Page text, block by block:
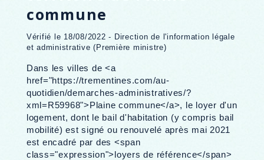
commune
Vérifié le 18/08/2022 - Direction de l'information légale
et administrative (Première ministre)
Dans les villes de <a
href="https://trementines.com/au-
quotidien/demarches-administratives/?
xml=R59968">Plaine commune</a>, le loyer d'un
logement, dont le bail d'habitation (y compris bail
mobilité) est signé ou renouvelé après mai 2021
est encadré par des <span
class="expression">loyers de référence</span>